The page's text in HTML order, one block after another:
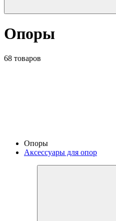
Опоры
68 товаров
Опоры
Аксессуары для опор